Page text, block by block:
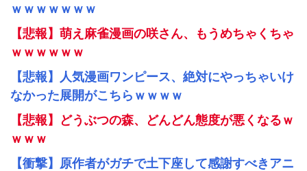
ｗｗｗｗｗｗｗ
【悲報】萌え麻雀漫画の咲さん、もうめちゃくちゃ
ｗｗｗｗｗｗ
【悲報】人気漫画ワンピース、絶対にやっちゃいけ
なかった展開がこちらｗｗｗｗ
【悲報】どうぶつの森、どんどん態度が悪くなるｗ
ｗｗｗ
【衝撃】原作者がガチで土下座して感謝すべきアニ